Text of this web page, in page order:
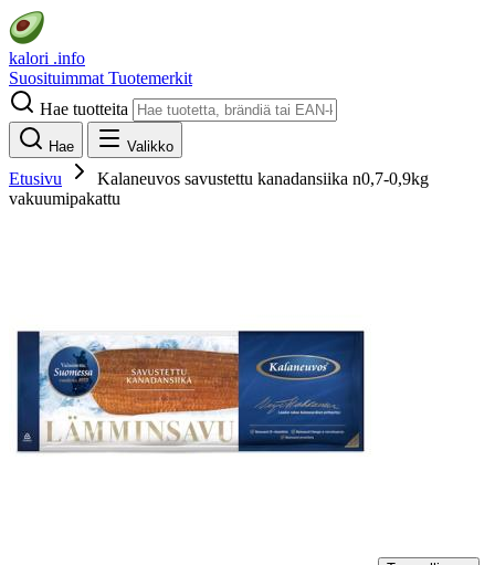
kalori .info
Suosituimmat Tuotemerkit
Hae tuotteita
Hae Valikko
Etusivu
Kalaneuvos savustettu kanadansiika n0,7-0,9kg
vakuumipakattu